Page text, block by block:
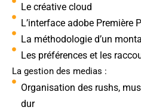
Le créative cloud
L’interface adobe Première
La méthodologie d’un
Les préférences et les
La gestion des medias :
Organisation des rushs,
dur